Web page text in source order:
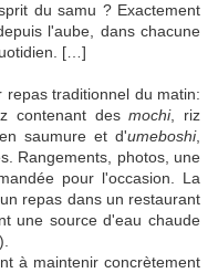
du samu ? Exactement
l'aube, dans chacune
[…]
traditionnel du matin:
contenant desmochi, riz
saumure et d'umeboshi,
Rangements, photos, une
pour l'occasion. La
repas dans un restaurant
une source d'eau chaude
à maintenir concrètement